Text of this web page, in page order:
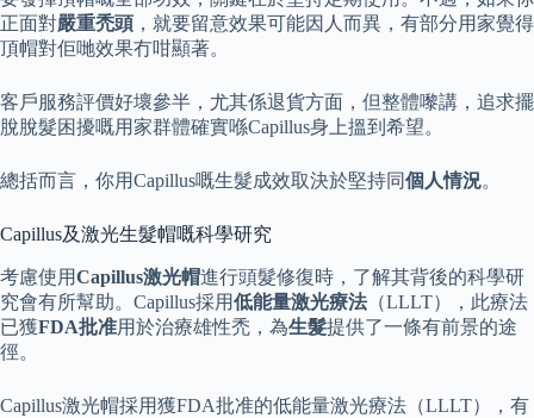
正面對嚴重禿頭 ，就要留意效果可能因人而異，有部分用家覺得
頂帽對佢哋效果冇咁顯著。
客戶服務評價好壞參半，尤其係退貨方面，但整體嚟講，追求擺
脫脫髮困擾嘅用家群體確實喺Capillus身上搵到希望。
總括而言，你用Capillus嘅生髮成效取決於堅持同個人情況。
Capillus及激光生髮帽嘅科學研究
考慮使用Capillus激光帽進行頭髮修復時，了解其背後的科學研
究會有所幫助。Capillus採用低能量激光療法（LLLT），此療法
已獲FDA批准用於治療雄性禿，為生髮提供了一條有前景的途
徑。
Capillus激光帽採用獲FDA批准的低能量激光療法（LLLT），有